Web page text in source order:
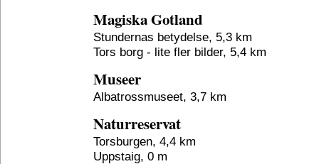
Magiska Gotland
Stundernas betydelse, 5,3 km
Tors borg - lite fler bilder, 5,4 km
Museer
Albatrossmuseet, 3,7 km
Naturreservat
Torsburgen, 4,4 km
Uppstaig, 0 m